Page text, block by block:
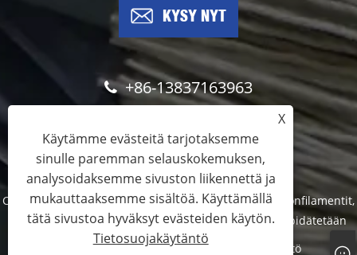
KYSY NYT
+86-13837163963
info@brushfilaments.com
Copyright © 2023 Filawing Industry Co., Limited - Nailonfilamentit,
piikarbidifilamentit, timanttilangat - Kaikki oikeudet pidätetään
Sitemap RSS XML Tietosuojakäytäntö
X
Käytämme evästeitä tarjotaksemme
sinulle paremman selauskokemuksen,
analysoidaksemme sivuston liikennettä ja
mukauttaaksemme sisältöä. Käyttämällä
tätä sivustoa hyväksyt evästeiden käytön.
Tietosuojakäytäntö